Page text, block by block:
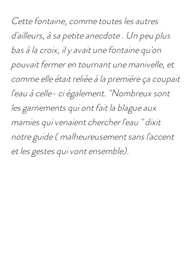
Cette fontaine, comme toutes les autres
d'ailleurs, à sa petite anecdote . Un peu plus
bas à la croix, il y avait une fontaine qu'on
pouvait fermer en tournant une manivelle, et
comme elle était reliée à la première ça coupait
l'eau à celle- ci également. "Nombreux sont
les garnements qui ont fait la blague aux
mamies qui venaient chercher l'eau " dixit
notre guide ( malheureusement sans l'accent
et les gestes qui vont ensemble).